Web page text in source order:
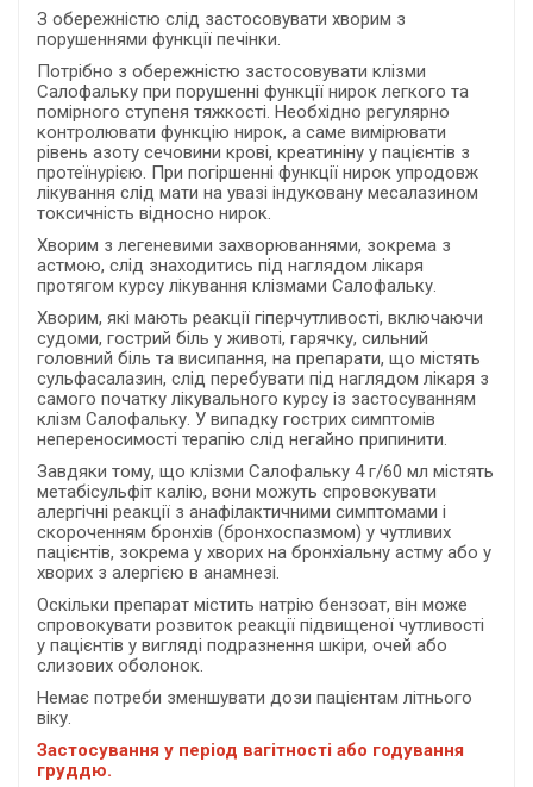
З обережністю слід застосовувати хворим з
порушеннями функції печінки.
Потрібно з обережністю застосовувати клізми
Салофальку при порушенні функції нирок легкого та
помірного ступеня тяжкості. Необхідно регулярно
контролювати функцію нирок, а саме вимірювати
рівень азоту сечовини крові, креатиніну у пацієнтів з
протеїнурією. При погіршенні функції нирок упродовж
лікування слід мати на увазі індуковану месалазином
токсичність відносно нирок.
Хворим з легеневими захворюваннями, зокрема з
астмою, слід знаходитись під наглядом лікаря
протягом курсу лікування клізмами Салофальку.
Хворим, які мають реакції гіперчутливості, включаючи
судоми, гострий біль у животі, гарячку, сильний
головний біль та висипання, на препарати, що містять
сульфасалазин, слід перебувати під наглядом лікаря з
самого початку лікувального курсу із застосуванням
клізм Салофальку. У випадку гострих симптомів
непереносимості терапію слід негайно припинити.
Завдяки тому, що клізми Салофальку 4 г/60 мл містять
метабісульфіт калію, вони можуть спровокувати
алергічні реакції з анафілактичними симптомами і
скороченням бронхів (бронхоспазмом) у чутливих
пацієнтів, зокрема у хворих на бронхіальну астму або у
хворих з алергією в анамнезі.
Оскільки препарат містить натрію бензоат, він може
спровокувати розвиток реакції підвищеної чутливості
у пацієнтів у вигляді подразнення шкіри, очей або
слизових оболонок.
Немає потреби зменшувати дози пацієнтам літнього
віку.
Застосування у період вагітності або годування
груддю.